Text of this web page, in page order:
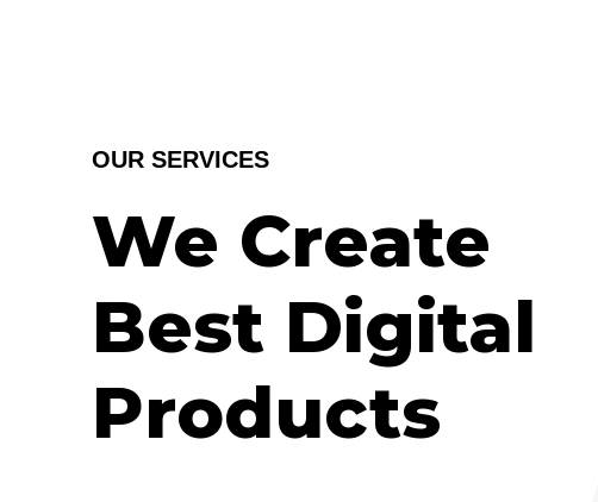
OUR SERVICES
We Create
Best Digital
Products